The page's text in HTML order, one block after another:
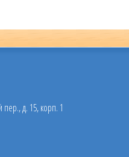
д. 15, корп. 1